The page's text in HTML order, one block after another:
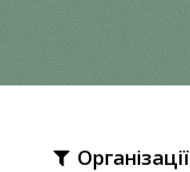
Організації